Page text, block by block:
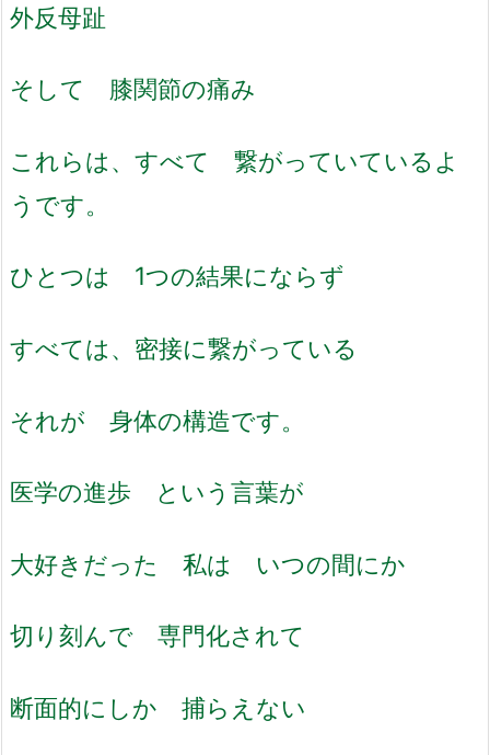
外反母趾
そして 膝関節の痛み
これらは、すべて 繋がっていているよ
うです。
ひとつは 1つの結果にならず
すべては、密接に繋がっている
それが 身体の構造です。
医学の進歩 という言葉が
大好きだった 私は いつの間にか
切り刻んで 専門化されて
断面的にしか 捕らえない